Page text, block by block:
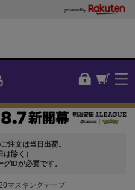
powered by
注文は当日出荷。
は除く）
IDが必要です。
マスキングテープ